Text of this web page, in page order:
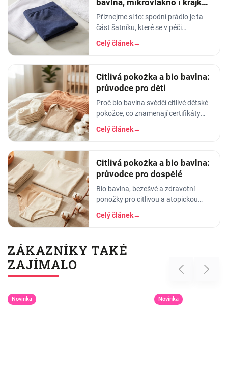
bavlna, mikrovlákno i krajka,
aby vydrželo
Přiznejme si to: spodní prádlo je ta
část šatníku, které se v péči
věnujeme nejmíň. Hodíme ho do
pračky se vším ostatním, dáme
Celý článek→
Citlivá pokožka a bio bavlna:
průvodce pro děti
Proč bio bavlna svědčí citlivé dětské
pokožce, co znamenají certifikáty
GOTS a OEKO-TEX a jak oblékat a
prát oblečení dětem s atopickou
Celý článek→
Citlivá pokožka a bio bavlna:
průvodce pro dospělé
Bio bavlna, bezešvé a zdravotní
ponožky pro citlivou a atopickou
pokožku dospělých. Co znamenají
GOTS a OEKO-TEX a na co si dát
Celý článek→
ZÁKAZNÍKY TAKÉ
ZAJÍMALO
Previous
Novinka Novinka
Next